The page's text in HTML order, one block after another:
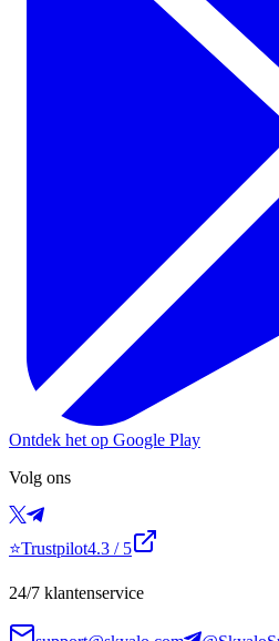
Ontdek het op Google Play
Volg ons
⭐Trustpilot4.3 / 5
24/7 klantenservice